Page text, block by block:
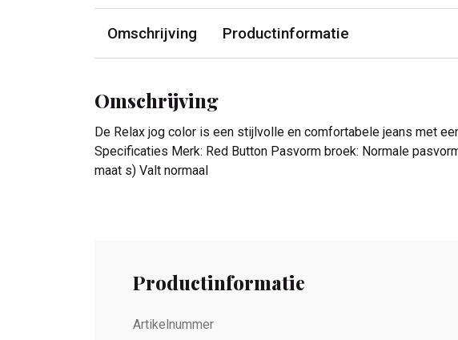
Omschrijving Productinformatie
Omschrijving
De Relax jog color is een stijlvolle en comfortabele jeans met
Specificaties Merk: Red Button Pasvorm broek: Normale
maat s) Valt normaal
Productinformatie
Artikelnummer